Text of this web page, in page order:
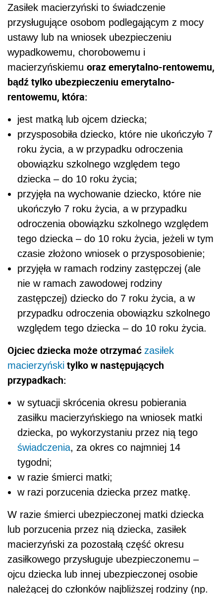
Zasiłek macierzyński to świadczenie
przysługujące osobom podlegającym z mocy
ustawy lub na wniosek ubezpieczeniu
wypadkowemu, chorobowemu i
macierzyńskiemu oraz emerytalno-rentowemu,
bądź tylko ubezpieczeniu emerytalno-
rentowemu, która:
jest matką lub ojcem dziecka;
przysposobiła dziecko, które nie ukończyło 7
roku życia, a w przypadku odroczenia
obowiązku szkolnego względem tego
dziecka – do 10 roku życia;
przyjęła na wychowanie dziecko, które nie
ukończyło 7 roku życia, a w przypadku
odroczenia obowiązku szkolnego względem
tego dziecka – do 10 roku życia, jeżeli w tym
czasie złożono wniosek o przysposobienie;
przyjęła w ramach rodziny zastępczej (ale
nie w ramach zawodowej rodziny
zastępczej) dziecko do 7 roku życia, a w
przypadku odroczenia obowiązku szkolnego
względem tego dziecka – do 10 roku życia.
Ojciec dziecka może otrzymać zasiłek
macierzyński tylko w następujących
przypadkach:
w sytuacji skrócenia okresu pobierania
zasiłku macierzyńskiego na wniosek matki
dziecka, po wykorzystaniu przez nią tego
świadczenia, za okres co najmniej 14
tygodni;
w razie śmierci matki;
w razi porzucenia dziecka przez matkę.
W razie śmierci ubezpieczonej matki dziecka
lub porzucenia przez nią dziecka, zasiłek
macierzyński za pozostałą część okresu
zasiłkowego przysługuje ubezpieczonemu –
ojcu dziecka lub innej ubezpieczonej osobie
należącej do członków najbliższej rodziny (np.